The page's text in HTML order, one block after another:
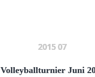
2015 07
Volleyballturnier Juni